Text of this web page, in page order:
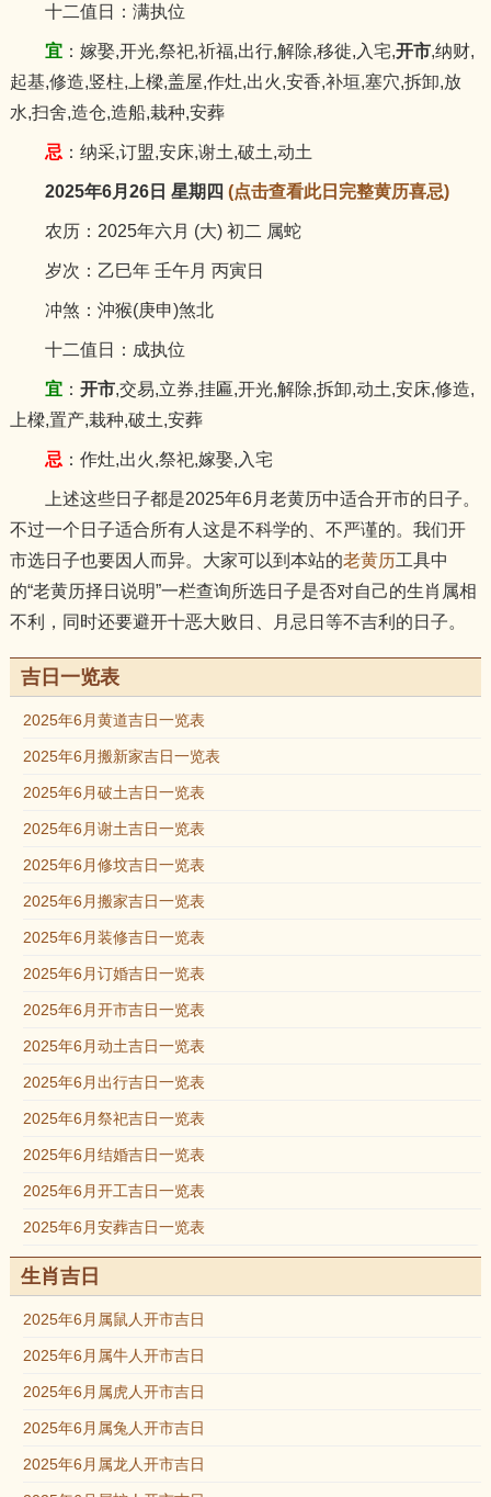
十二值日：满执位
宜：嫁娶,开光,祭祀,祈福,出行,解除,移徙,入宅,开市,纳财,
起基,修造,竖柱,上樑,盖屋,作灶,出火,安香,补垣,塞穴,拆卸,放
水,扫舍,造仓,造船,栽种,安葬
忌 ：纳采,订盟,安床,谢土,破土,动土
2025年6月26日 星期四 (点击查看此日完整黄历喜忌)
农历：2025年六月 (大) 初二 属蛇
岁次：乙巳年 壬午月 丙寅日
冲煞：沖猴(庚申)煞北
十二值日：成执位
宜： 开市,交易,立券,挂匾,开光,解除,拆卸,动土,安床,修造,
上樑,置产,栽种,破土,安葬
忌 ：作灶,出火,祭祀,嫁娶,入宅
上述这些日子都是2025年6月老黄历中适合开市的日子。
不过一个日子适合所有人这是不科学的、不严谨的。我们开
市选日子也要因人而异。大家可以到本站的老黄历工具中
的“老黄历择日说明”一栏查询所选日子是否对自己的生肖属相
不利，同时还要避开十恶大败日、月忌日等不吉利的日子。
吉日一览表
2025年6月黄道吉日一览表
2025年6月搬新家吉日一览表
2025年6月破土吉日一览表
2025年6月谢土吉日一览表
2025年6月修坟吉日一览表
2025年6月搬家吉日一览表
2025年6月装修吉日一览表
2025年6月订婚吉日一览表
2025年6月开市吉日一览表
2025年6月动土吉日一览表
2025年6月出行吉日一览表
2025年6月祭祀吉日一览表
2025年6月结婚吉日一览表
2025年6月开工吉日一览表
2025年6月安葬吉日一览表
生肖吉日
2025年6月属鼠人开市吉日
2025年6月属牛人开市吉日
2025年6月属虎人开市吉日
2025年6月属兔人开市吉日
2025年6月属龙人开市吉日